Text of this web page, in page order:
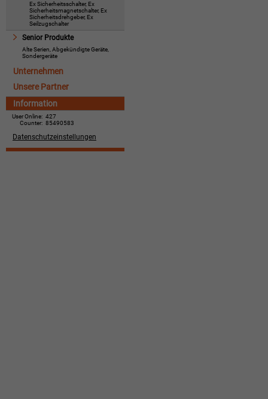
Ex Sicherheitsschalter, Ex
Sicherheitsmagnetschalter, Ex
Sicherheitsdrehgeber, Ex
Seilzugschalter
Senior Produkte
Alte Serien, Abgekündigte Geräte,
Sondergeräte
Unternehmen
Unsere Partner
Information
User Online: 427
Counter: 85490583
Datenschutzeinstellungen